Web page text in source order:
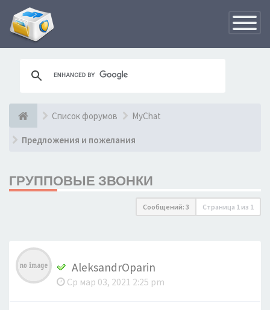
Список форумов MyChat
Предложения и пожелания
ГРУППОВЫЕ ЗВОНКИ
Сообщений: 3 Страница 1 из 1
AleksandrOparin
Ср мар 03, 2021 2:25 pm